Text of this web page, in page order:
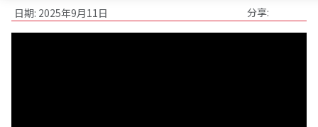
日期: 2025年9月11日 分享: